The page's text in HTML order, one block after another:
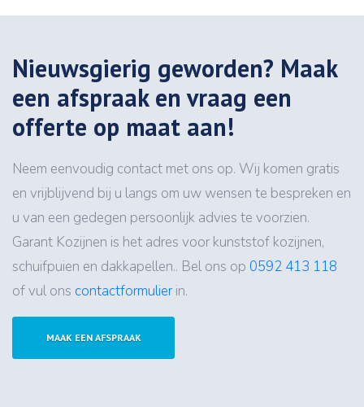
Nieuwsgierig geworden? Maak
een afspraak en vraag een
offerte op maat aan!
Neem eenvoudig contact met ons op. Wij komen gratis
en vrijblijvend bij u langs om uw wensen te bespreken en
u van een gedegen persoonlijk advies te voorzien.
Garant Kozijnen is het adres voor kunststof kozijnen,
schuifpuien en dakkapellen.. Bel ons op 0592 413 118
of vul ons contactformulierin.
MAAK EEN AFSPRAAK